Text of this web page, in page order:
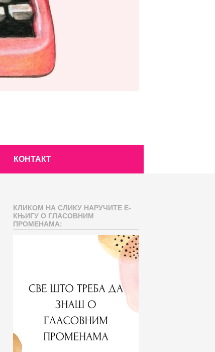
КОНТАКТ
КЛИКОМ НА СЛИКУ НАРУЧИТЕ Е-
КЊИГУ О ГЛАСОВНИМ
ПРОМЕНАМА: